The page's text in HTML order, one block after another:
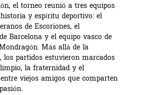
el torneo reunió a tres equipos
y espíritu deportivo: el
de Escoriones, el
Barcelona y el equipo vasco de
Más allá de la
los partidos estuvieron marcados
la fraternidad y el
viejos amigos que comparten